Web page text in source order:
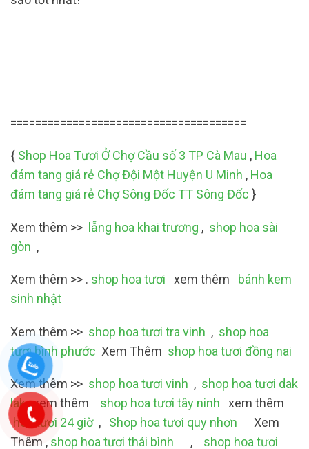
======================================
{ Shop Hoa Tươi Ở Chợ Cầu số 3 TP Cà Mau , Hoa
đám tang giá rẻ Chợ Đội Một Huyện U Minh , Hoa
đám tang giá rẻ Chợ Sông Đốc TT Sông Đốc }
Xem thêm >> lẵng hoa khai trương , shop hoa sài
gòn ,
Xem thêm >> . shop hoa tươi xem thêm bánh kem
sinh nhật
Xem thêm >> shop hoa tươi tra vinh , shop hoa
tươi bình phước Xem Thêm shop hoa tươi đồng nai
Xem thêm >> shop hoa tươi vinh , shop hoa tươi dak
lak,xem thêm shop hoa tươi tây ninh xem thêm
hoa tươi 24 giờ , Shop hoa tươi quy nhơn
Xem
Thêm , shop hoa tươi thái bình , shop hoa tươi